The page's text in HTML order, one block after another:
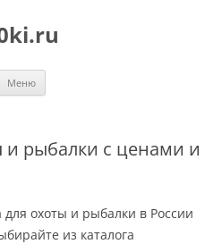
Меню
рыбалки с ценами и
охоты и рыбалки в России
из каталога